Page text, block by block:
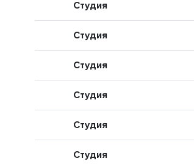
Студия
Студия
Студия
Студия
Студия
Студия